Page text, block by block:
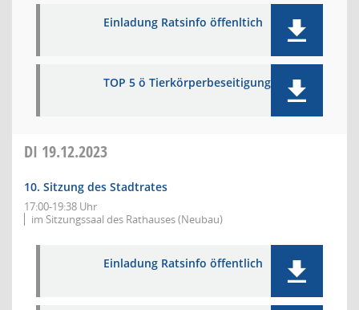
Einladung Ratsinfo öffenltich
TOP 5 ö Tierkörperbeseitigung
DI 19.12.2023
10. Sitzung des Stadtrates
17:00-19:38 Uhr
im Sitzungssaal des Rathauses (Neubau)
Einladung Ratsinfo öffentlich